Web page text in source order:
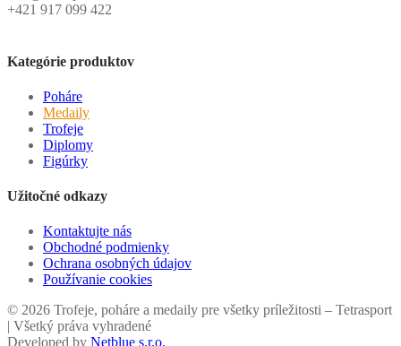
+421 917 099 422
Kategórie produktov
Poháre
Medaily
Trofeje
Diplomy
Figúrky
Užitočné odkazy
Kontaktujte nás
Obchodné podmienky
Ochrana osobných údajov
Používanie cookies
© 2026 Trofeje, poháre a medaily pre všetky príležitosti – Tetrasport
| Všetký práva vyhradené
Developed by Netblue s.r.o.